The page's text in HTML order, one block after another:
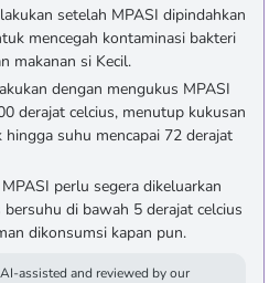
setelah MPASI dipindahkan
mencegah kontaminasi bakteri
makanan si Kecil.
dengan mengukus MPASI
derajat celcius, menutup kukusan
suhu mencapai 72 derajat
perlu segera dikeluarkan
di bawah 5 derajat celcius
dikonsumsi kapan pun.
assisted and reviewed by our